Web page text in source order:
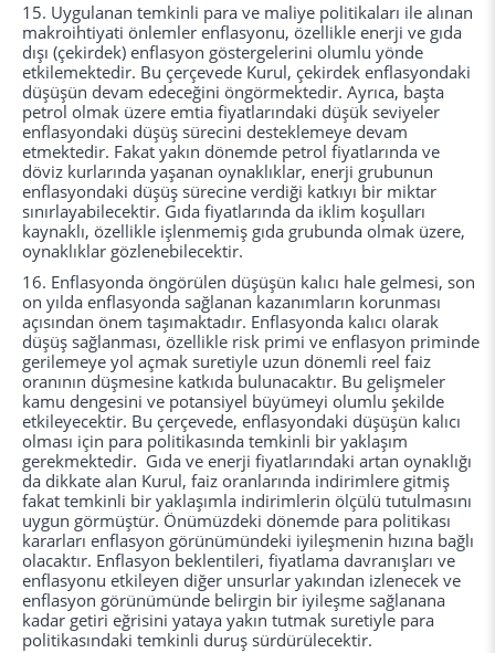
15. Uygulanan temkinli para ve maliye politikaları ile alınan
makroihtiyati önlemler enflasyonu, özellikle enerji ve gıda
dışı (çekirdek) enflasyon göstergelerini olumlu yönde
etkilemektedir. Bu çerçevede Kurul, çekirdek enflasyondaki
düşüşün devam edeceğini öngörmektedir. Ayrıca, başta
petrol olmak üzere emtia fiyatlarındaki düşük seviyeler
enflasyondaki düşüş sürecini desteklemeye devam
etmektedir. Fakat yakın dönemde petrol fiyatlarında ve
döviz kurlarında yaşanan oynaklıklar, enerji grubunun
enflasyondaki düşüş sürecine verdiği katkıyı bir miktar
sınırlayabilecektir. Gıda fiyatlarında da iklim koşulları
kaynaklı, özellikle işlenmemiş gıda grubunda olmak üzere,
oynaklıklar gözlenebilecektir.
16. Enflasyonda öngörülen düşüşün kalıcı hale gelmesi, son
on yılda enflasyonda sağlanan kazanımların korunması
açısından önem taşımaktadır. Enflasyonda kalıcı olarak
düşüş sağlanması, özellikle risk primi ve enflasyon priminde
gerilemeye yol açmak suretiyle uzun dönemli reel faiz
oranının düşmesine katkıda bulunacaktır. Bu gelişmeler
kamu dengesini ve potansiyel büyümeyi olumlu şekilde
etkileyecektir. Bu çerçevede, enflasyondaki düşüşün kalıcı
olması için para politikasında temkinli bir yaklaşım
gerekmektedir. Gıda ve enerji fiyatlarındaki artan oynaklığı
da dikkate alan Kurul, faiz oranlarında indirimlere gitmiş
fakat temkinli bir yaklaşımla indirimlerin ölçülü tutulmasını
uygun görmüştür. Önümüzdeki dönemde para politikası
kararları enflasyon görünümündeki iyileşmenin hızına bağlı
olacaktır. Enflasyon beklentileri, fiyatlama davranışları ve
enflasyonu etkileyen diğer unsurlar yakından izlenecek ve
enflasyon görünümünde belirgin bir iyileşme sağlanana
kadar getiri eğrisini yataya yakın tutmak suretiyle para
politikasındaki temkinli duruş sürdürülecektir.